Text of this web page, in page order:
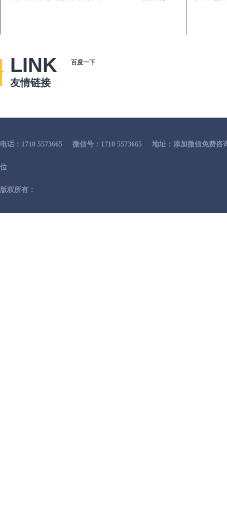
LINK
友情链接
百度一下
电话：1710 5573665 微信号：1710 5573665 地址：添加微信免费咨
位
版权所有：